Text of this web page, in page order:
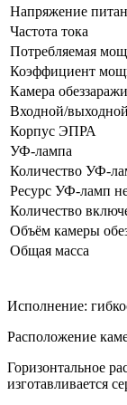
Напряжение
Частота тока
Потребляемая
Коэффициент
Камера
Входной/
Корпус ЭПРА
УФ-лампа
Количество УФ-
Ресурс УФ-ламп
Количество
Объём камеры
Общая масса
Исполнение:
Расположение
Горизонтальное
изготавливается